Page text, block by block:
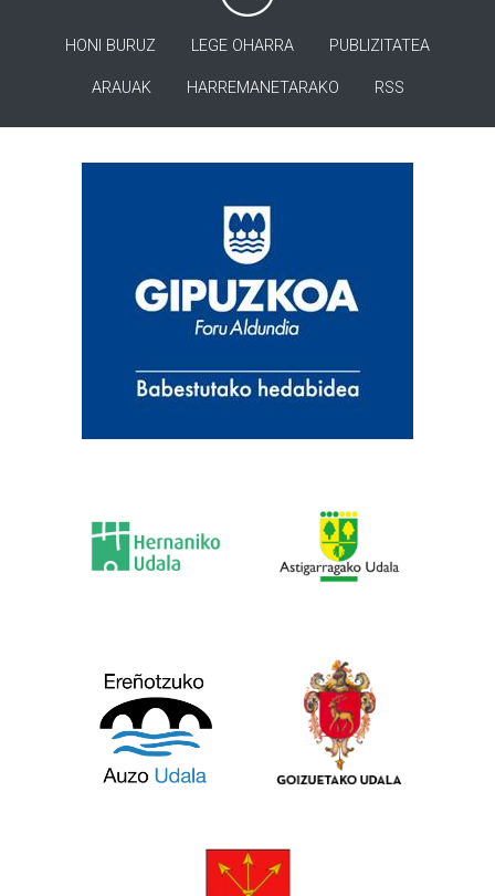
HONI BURUZ LEGE OHARRA PUBLIZITATEA
ARAUAK HARREMANETARAKO RSS